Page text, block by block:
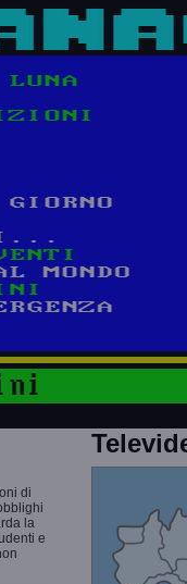
di
la
e